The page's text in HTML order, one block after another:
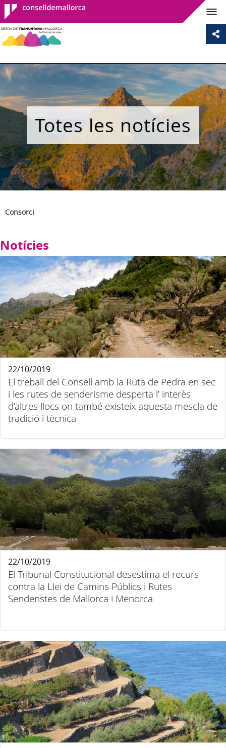
Consell de
Mallorca
Totes les notícies
Consorci
Notícies
El treball del Consell amb la Ruta de Pedra en sec
i les rutes de senderisme desperta l’ interès
d’altres llocs on també existeix aquesta mescla de
tradició i tècnica
22/10/2019
El Tribunal Constitucional desestima el recurs
contra la Llei de Camins Públics i Rutes
Senderistes de Mallorca i Menorca
22/10/2019